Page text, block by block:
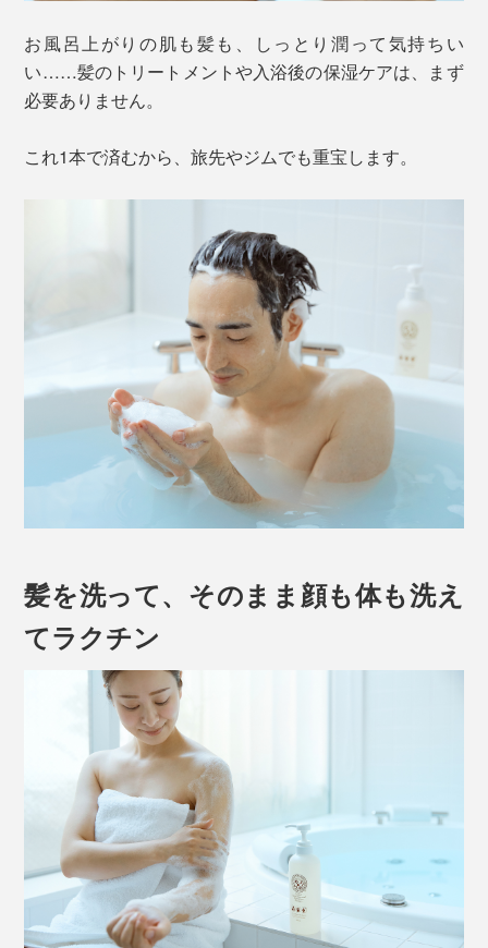
お風呂上がりの肌も髪も、しっとり潤って気持ちい
い……髪のトリートメントや入浴後の保湿ケアは、まず
必要ありません。
これ1本で済むから、旅先やジムでも重宝します。
髪を洗って、そのまま顔も体も洗え
てラクチン